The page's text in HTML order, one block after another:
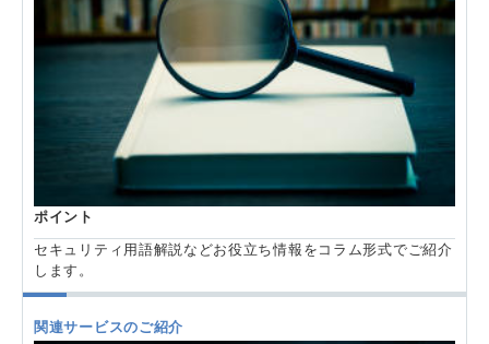
ポイント
セキュリティ用語解説などお役立ち情報をコラム形式でご紹介
します。
関連サービスのご紹介